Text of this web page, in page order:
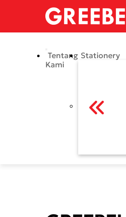
Tentang
Kami
Stationery
Previous